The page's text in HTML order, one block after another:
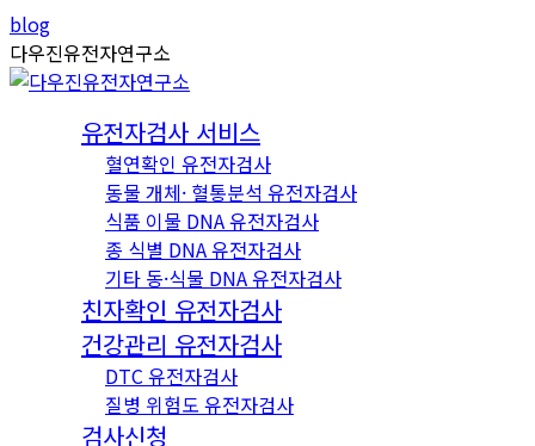
Skip
to
content
Instagram
page
opens
YouTube
page
opens
blog
다우진유전자연구소
유전자검사 서비스
혈연확인 유전자검사
동물 개체· 혈통분석 유전자검사
식품 이물 DNA 유전자검사
종 식별 DNA 유전자검사
기타 동·식물 DNA 유전자검사
친자확인 유전자검사
건강관리 유전자검사
DTC 유전자검사
질병 위험도 유전자검사
검사신청